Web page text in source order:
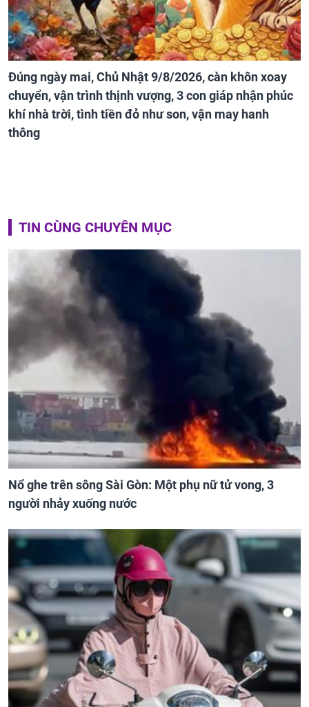
Đúng ngày mai, Chủ Nhật 9/8/2026, càn khôn xoay
chuyển, vận trình thịnh vượng, 3 con giáp nhận phúc
khí nhà trời, tình tiền đỏ như son, vận may hanh
thông
TIN CÙNG CHUYÊN MỤC
Nổ ghe trên sông Sài Gòn: Một phụ nữ tử vong, 3
người nhảy xuống nước